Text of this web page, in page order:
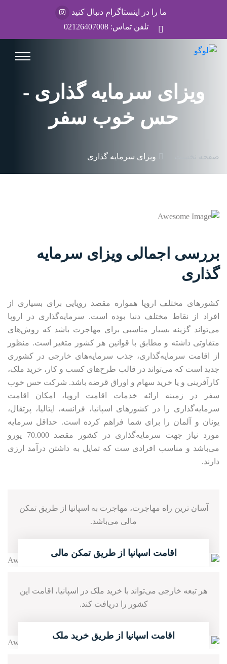
ما را در اینستاگرام دنبال کنید
تلفن تماس:02126407008
ویزای سرمایه گذاری -
حس خوب سفر
صفحه نخست ویزای سرمایه گذاری
بررسی اجمالی ویزای سرمایه
گذاری
کشورهای مختلف اروپا همواره مقصد رویایی برای بسیاری از
افراد از نقاط مختلف دنیا بوده است. سرمایه‌گذاری در اروپا
می‌تواند گزینه بسیار مناسبی برای مهاجرت باشد که روش‌های
متفاوتی داشته و مطابق با قوانین هر کشور متغیر است. منظور
از اقامت سرمایه‌گذاری، جذب سرمایه‌های خارجی در کشوری
جدید است که می‌تواند در قالب طرح‌های کسب و کار، خرید ملک،
کارآفرینی و یا خرید سهام و اوراق قرضه باشد. شرکت حس خوب
سفر در زمینه ارائه خدمات اقامت اروپا، امکان اقامت
سرمایه‌گذاری را در کشورهای اسپانیا، فرانسه، ایتالیا، پرتقال،
یونان و آلمان را برای شما فراهم کرده است. حداقل سرمایه
مورد نیاز جهت سرمایه‌گذاری در کشور مقصد 70.000 یورو
می‌باشد و مناسب افرادی ست که تمایل به داشتن درآمد ارزی
دارند.
آسان ترین راه مهاجرت، مهاجرت به اسپانیا از طریق تمکن
مالی می‌باشد.
اقامت اسپانیا از طریق تمکن مالی 01
هر تبعه خارجی می‌تواند با خرید ملک در اسپانیا، اقامت این
کشور را دریافت کند.
اقامت اسپانیا از طریق خرید ملک 02